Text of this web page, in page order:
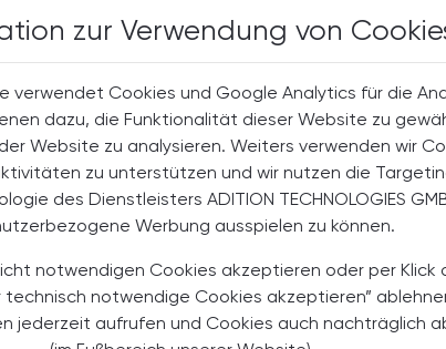
zur Verwendung von
verwendet Cookies und Google Analytics für die
dazu, die Funktionalität dieser Website zu
Website zu analysieren. Weiters verwenden wir
zu unterstützen und wir nutzen die
des Dienstleisters ADITION TECHNOLOGIES
Werbung ausspielen zu können.
notwendigen Cookies akzeptieren oder per Klick
technisch notwendige Cookies akzeptieren”
jederzeit aufrufen und Cookies auch nachträglich
, 15.00 bis 16.00 Uhr EVENTS
Behandlung von